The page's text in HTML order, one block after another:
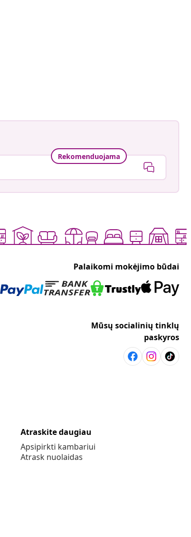
Rekomenduojama
Palaikomi mokėjimo būdai
Mūsų socialinių tinklų
paskyros
Atraskite daugiau
Apsipirkti kambariui
Atrask nuolaidas